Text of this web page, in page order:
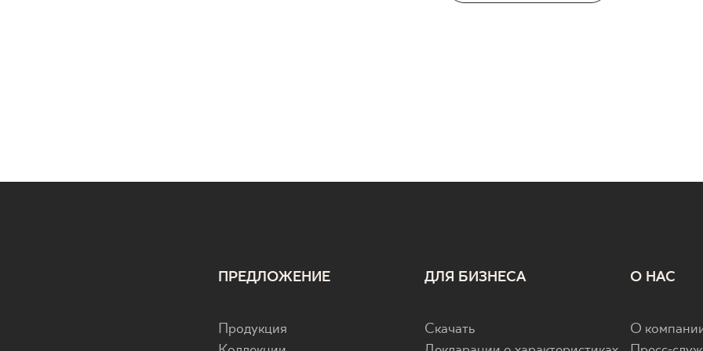
ПРЕДЛОЖЕНИЕ
Продукция
ДЛЯ БИЗНЕСА
Скачать
О НАС
О